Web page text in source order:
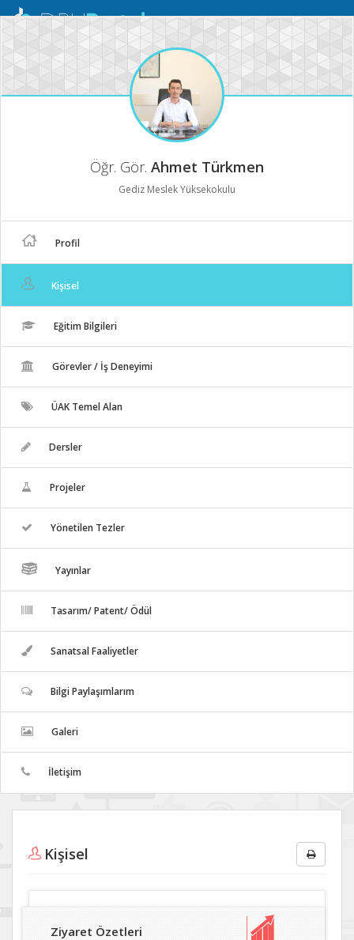
Mobil
Öğr. Gör. Ahmet Türkmen
Gediz Meslek Yüksekokulu
Profil
Kişisel
Eğitim Bilgileri
Görevler / İş Deneyimi
ÜAK Temel Alan
Dersler
Projeler
Yönetilen Tezler
Yayınlar
Tasarım/ Patent/ Ödül
Sanatsal Faaliyetler
Bilgi Paylaşımlarım
Galeri
İletişim
Kişisel
Ziyaret Özetleri